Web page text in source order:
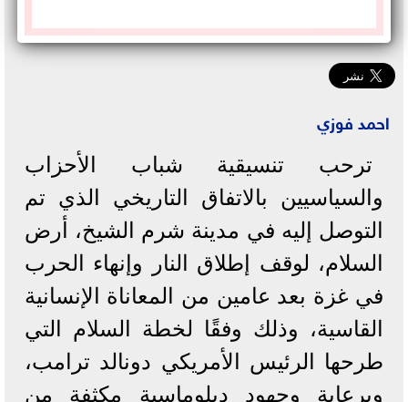
احمد فوزي
ترحب تنسيقية شباب الأحزاب
والسياسيين بالاتفاق التاريخي الذي تم
التوصل إليه في مدينة شرم الشيخ، أرض
السلام، لوقف إطلاق النار وإنهاء الحرب
في غزة بعد عامين من المعاناة الإنسانية
القاسية، وذلك وفقًا لخطة السلام التي
طرحها الرئيس الأمريكي دونالد ترامب،
وبرعاية وجهود دبلوماسية مكثفة من